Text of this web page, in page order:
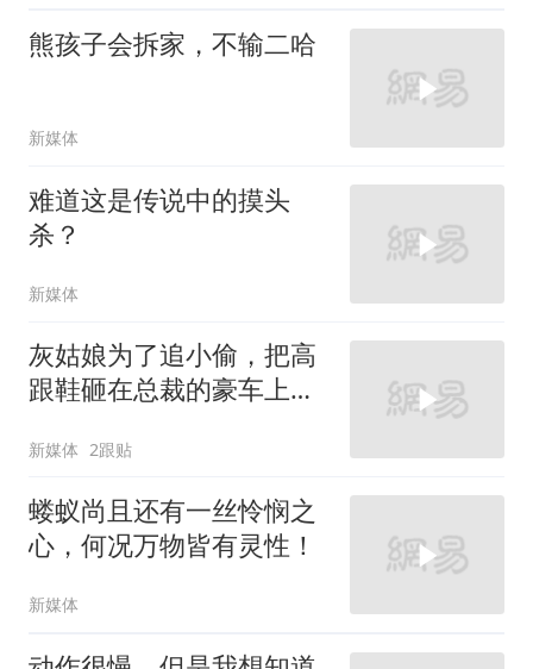
熊孩子会拆家，不输二哈
新媒体
难道这是传说中的摸头
杀？
新媒体
灰姑娘为了追小偷，把高
跟鞋砸在总裁的豪车上，
新媒体 2跟贴
蝼蚁尚且还有一丝怜悯之
心，何况万物皆有灵性！
新媒体